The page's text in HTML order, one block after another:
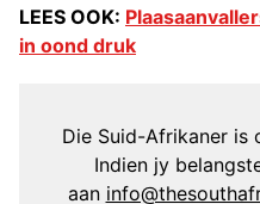
LEES OOK:
in oond druk
Die Suid-Afrikaner is
Indien jy
aan